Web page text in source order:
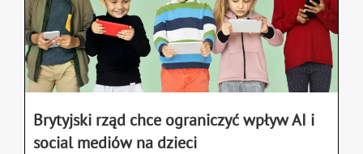
Brytyjski rząd chce ograniczyć wpływ AI i
social mediów na dzieci